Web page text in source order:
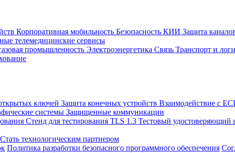
Корпоративная мобильность Безопасность КИИ Защита
телемедицинские сервисы
промышленность Электроэнергетика Связь Транспорт и
ключей Защита конечных устройств Взаимодействие с
системы Защищенные коммуникации
Стенд для тестирования TLS 1.3 Тестовый
Стать технологическим партнером
Политика разработки безопасного программного обеспечения